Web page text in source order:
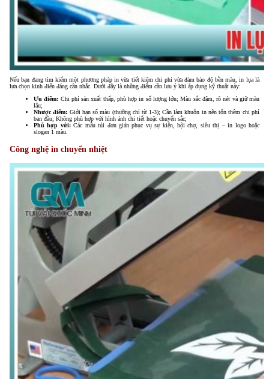
Nếu bạn đang tìm kiếm một phương pháp in vừa tiết kiệm chi phí vừa đảm bảo độ bền màu, in lụa là
lựa chọn kinh điển đáng cân nhắc. Dưới đây là những điểm cần lưu ý khi áp dụng kỹ thuật này:
Ưu điểm: Chi phí sản xuất thấp, phù hợp in số lượng lớn; Màu sắc đậm, rõ nét và giữ màu
lâu;
Nhược điểm: Giới hạn số màu (thường chỉ từ 1-3); Cần làm khuôn in nên tốn thêm chi phí
ban đầu; Không phù hợp với hình ảnh chi tiết hoặc chuyển sắc;
Phù hợp với:Các mẫu túi đơn giản phục vụ sự kiện, hội chợ, siêu thị – in logo hoặc
slogan 1 màu.
Công nghệ in chuyển nhiệt